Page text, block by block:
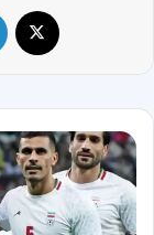
واکنش
مقام
آمریکایی
به